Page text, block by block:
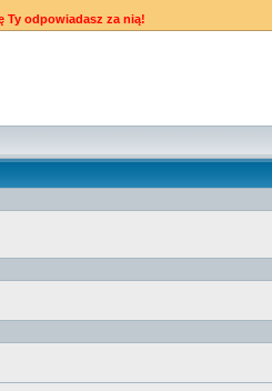
Ty odpowiadasz za nią!